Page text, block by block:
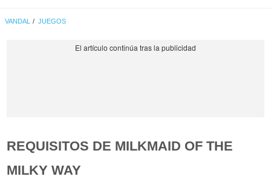
VANDAL JUEGOS
REQUISITOS DE MILKMAID OF THE
MILKY WAY